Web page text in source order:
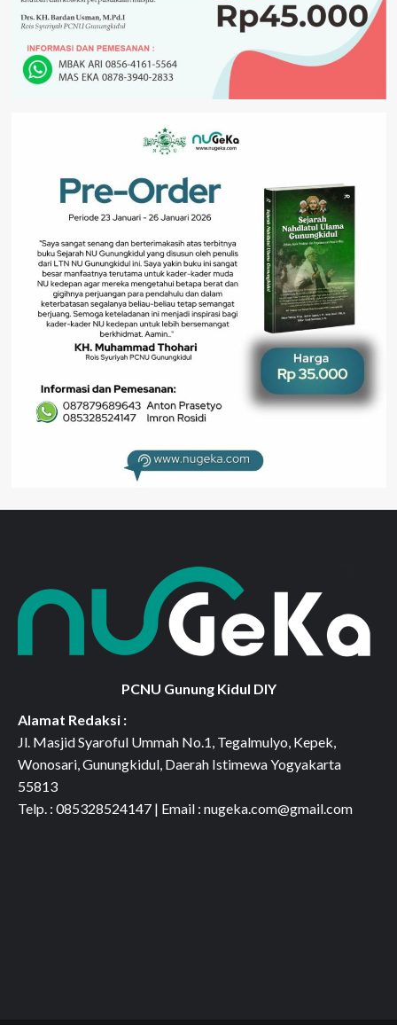
PCNU Gunung Kidul DIY
Alamat Redaksi :
Jl. Masjid Syaroful Ummah No.1, Tegalmulyo, Kepek,
Wonosari, Gunungkidul, Daerah Istimewa Yogyakarta
55813
Telp. : 085328524147 | Email : nugeka.com@gmail.com